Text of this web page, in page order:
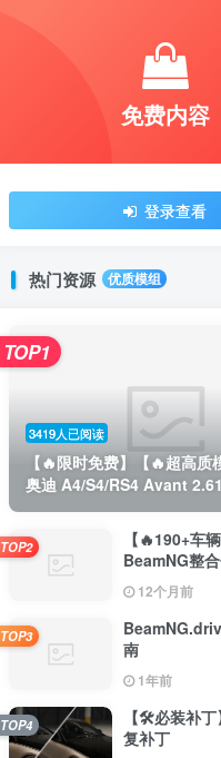
免费内容
登录查看
热门资源 优质模组
3419人已阅读
【🔥限时免费】【🔥超高质
奥迪 A4/S4/RS4 Avant 2.61
TOP1
【🔥190+车
BeamNG整
12个月前
TOP2
南
1年前
TOP3
【🛠️必装补
复补丁
TOP4